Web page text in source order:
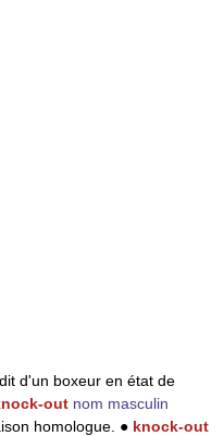
d'un boxeur en état de
out nom masculin
homologue. ● knock-out